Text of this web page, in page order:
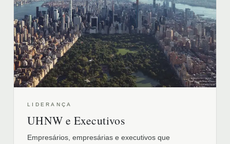
LIDERANÇA
UHNW e Executivos
Empresários, empresárias e executivos que